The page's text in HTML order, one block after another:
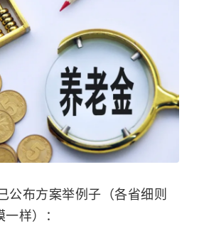
公布方案举例子（各省细则
样）：